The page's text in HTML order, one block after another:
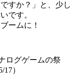
すか？」と、少し
です。
ームに！
ログゲームの祭
）